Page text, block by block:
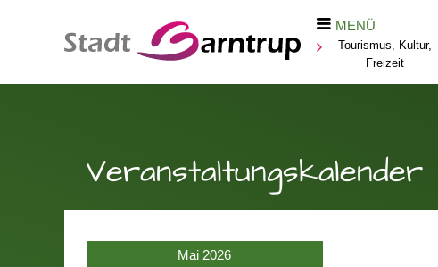
MENÜ
Tourismus, Kultur,
Freizeit
Veranstaltungskalender
Mai 2026